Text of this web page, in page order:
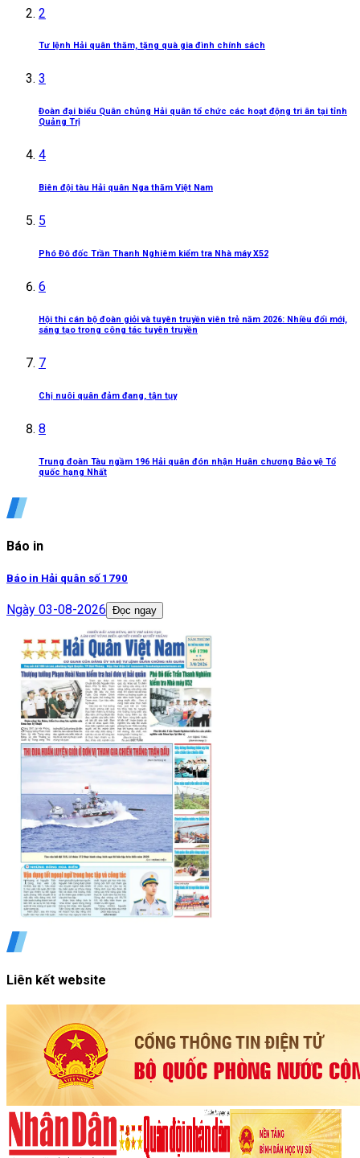
2
Tư lệnh Hải quân thăm, tặng quà gia đình chính sách
3
Đoàn đại biểu Quân chủng Hải quân tổ chức các hoạt động tri ân tại tỉnh
Quảng Trị
4
Biên đội tàu Hải quân Nga thăm Việt Nam
5
Phó Đô đốc Trần Thanh Nghiêm kiểm tra Nhà máy X52
6
Hội thi cán bộ đoàn giỏi và tuyên truyền viên trẻ năm 2026: Nhiều đổi mới,
sáng tạo trong công tác tuyên truyền
7
Chị nuôi quân đảm đang, tận tụy
8
Trung đoàn Tàu ngầm 196 Hải quân đón nhận Huân chương Bảo vệ Tổ
quốc hạng Nhất
Báo in
Báo in Hải quân số 1790
Ngày 03-08-2026 Đọc ngay
Liên kết website